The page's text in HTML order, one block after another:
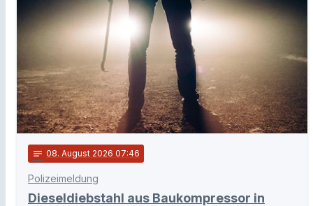
notes 08. August 2026 07:46
Polizeimeldung
Dieseldiebstahl aus Baukompressor in